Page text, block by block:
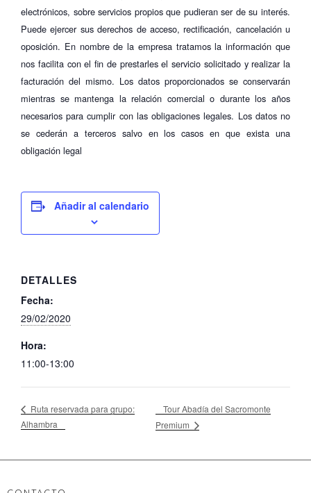
electrónicos, sobre servicios propios que pudieran ser de su interés.
Puede ejercer sus derechos de acceso, rectificación, cancelación u
oposición. En nombre de la empresa tratamos la información que
nos facilita con el fin de prestarles el servicio solicitado y realizar la
facturación del mismo. Los datos proporcionados se conservarán
mientras se mantenga la relación comercial o durante los años
necesarios para cumplir con las obligaciones legales. Los datos no
se cederán a terceros salvo en los casos en que exista una
obligación legal
Añadir al calendario
DETALLES
Fecha:
29/02/2020
Hora:
11:00-13:00
Ruta reservada para grupo:
Alhambra
Tour Abadía del Sacromonte
Premium